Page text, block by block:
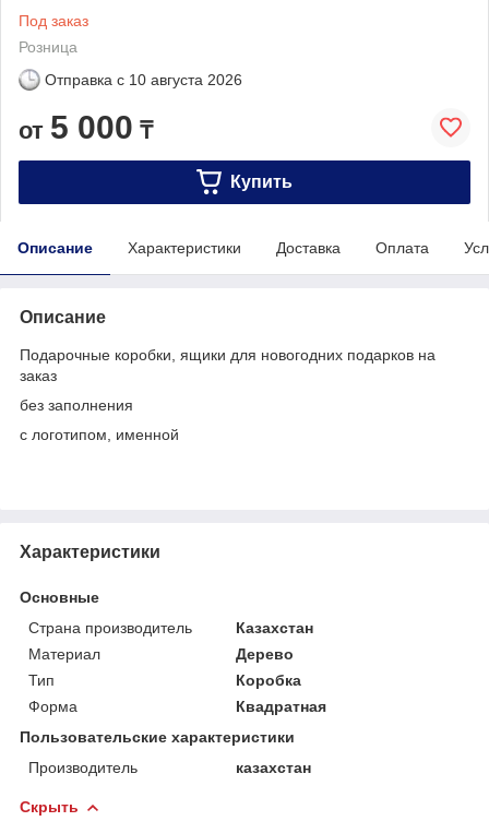
Под заказ
Розница
Отправка с 10 августа 2026
от 5 000 ₸
Купить
Описание Характеристики Доставка Оплата
Описание
Подарочные коробки, ящики для новогодних подарков на
заказ
без заполнения
с логотипом, именной
Характеристики
Основные
Страна производитель
Казахстан
Материал
Дерево
Тип
Коробка
Форма
Квадратная
Пользовательские характеристики
Производитель
казахстан
Скрыть